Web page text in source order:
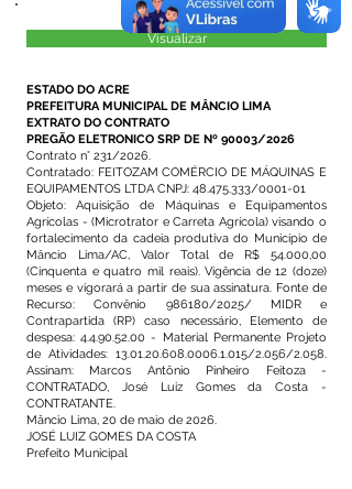
Visualizar
ESTADO DO ACRE
PREFEITURA MUNICIPAL DE MÂNCIO LIMA
EXTRATO DO CONTRATO
PREGÃO ELETRONICO SRP DE Nº 90003/2026
Contrato n° 231/2026.
Contratado: FEITOZAM COMÉRCIO DE MÁQUINAS E
EQUIPAMENTOS LTDA CNPJ: 48.475.333/0001-01
Objeto: Aquisição de Máquinas e Equipamentos
Agrícolas - (Microtrator e Carreta Agrícola) visando o
fortalecimento da cadeia produtiva do Município de
Mâncio Lima/AC, Valor Total de R$ 54.000,00
(Cinquenta e quatro mil reais). Vigência de 12 (doze)
meses e vigorará a partir de sua assinatura. Fonte de
Recurso: Convênio 986180/2025/ MIDR e
Contrapartida (RP) caso necessário, Elemento de
despesa:4.4.90.52.00 - Material Permanente Projeto
de Atividades: 13.01.20.608.0006.1.015/2.056/2.058.
Assinam: Marcos Antônio Pinheiro Feitoza -
CONTRATADO, José Luiz Gomes da Costa -
CONTRATANTE.
Mâncio Lima, 20 de maio de 2026.
JOSÉ LUIZ GOMES DA COSTA
Prefeito Municipal